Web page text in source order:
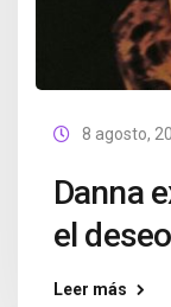
8 agosto,
Danna
el
Leer más